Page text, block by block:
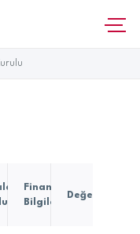
Finansal
Bilgiler
Değerlerimiz